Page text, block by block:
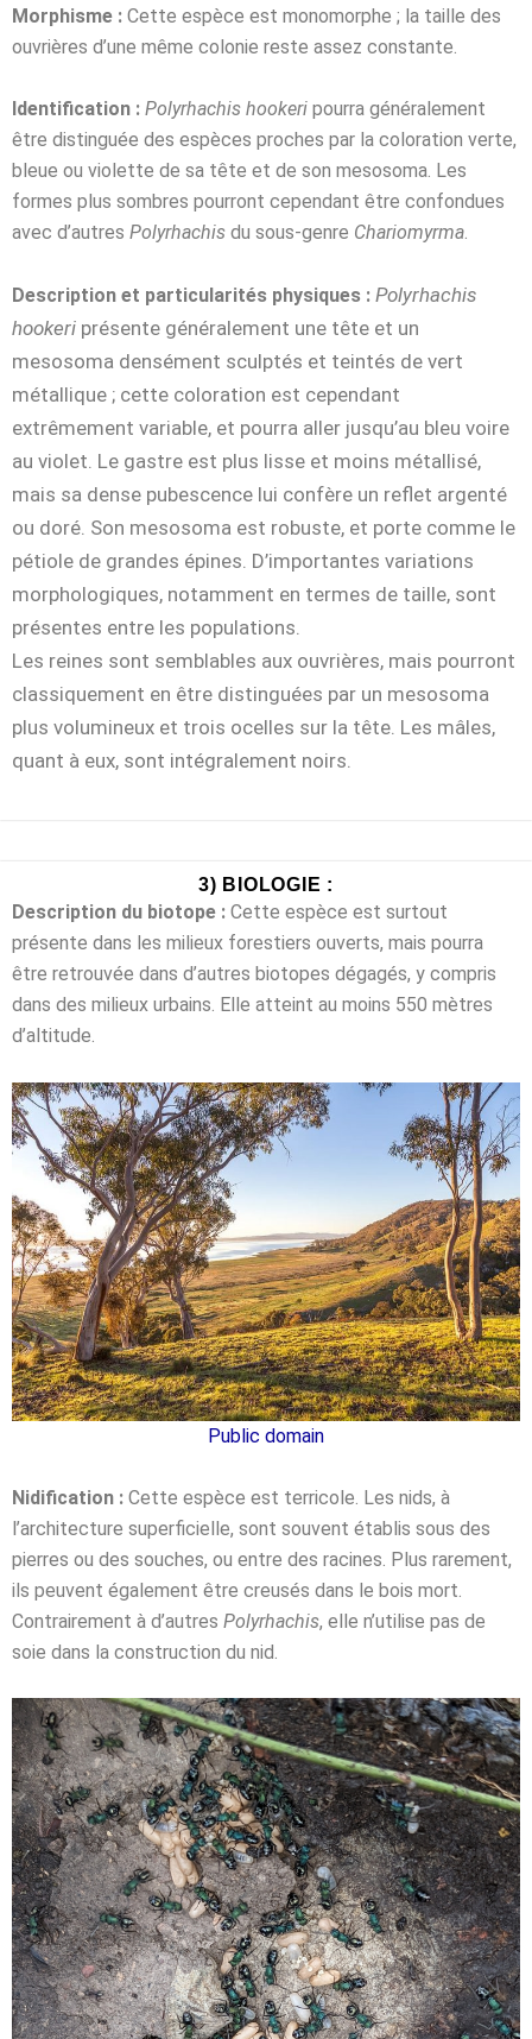
Morphisme : Cette espèce est monomorphe ; la taille des
ouvrières d’une même colonie reste assez constante.
Identification : Polyrhachis hookeri pourra généralement
être distinguée des espèces proches par la coloration verte,
bleue ou violette de sa tête et de son mesosoma. Les
formes plus sombres pourront cependant être confondues
avec d’autres Polyrhachis du sous-genre Chariomyrma.
Description et particularités physiques : Polyrhachis
hookeri présente généralement une tête et un
mesosoma densément sculptés et teintés de vert
métallique ; cette coloration est cependant
extrêmement variable, et pourra aller jusqu’au bleu voire
au violet. Le gastre est plus lisse et moins métallisé,
mais sa dense pubescence lui confère un reflet argenté
ou doré. Son mesosoma est robuste, et porte comme le
pétiole de grandes épines. D’importantes variations
morphologiques, notamment en termes de taille, sont
présentes entre les populations.
Les reines sont semblables aux ouvrières, mais pourront
classiquement en être distinguées par un mesosoma
plus volumineux et trois ocelles sur la tête. Les mâles,
quant à eux, sont intégralement noirs.
3) BIOLOGIE :
Description du biotope : Cette espèce est surtout
présente dans les milieux forestiers ouverts, mais pourra
être retrouvée dans d’autres biotopes dégagés, y compris
dans des milieux urbains. Elle atteint au moins 550 mètres
d’altitude.
Public domain
Nidification : Cette espèce est terricole. Les nids, à
l’architecture superficielle, sont souvent établis sous des
pierres ou des souches, ou entre des racines. Plus rarement,
ils peuvent également être creusés dans le bois mort.
Contrairement à d’autres Polyrhachis, elle n’utilise pas de
soie dans la construction du nid.